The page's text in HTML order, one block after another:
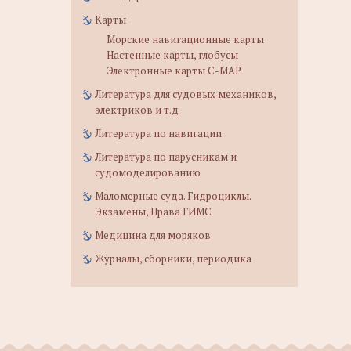
Карты
Морские навигационные карты
Настенные карты, глобусы
Электронные карты C-MAP
Литература для судовых механиков,
электриков и т.д
Литература по навигации
Литература по парусникам и
судомоделированию
Маломерные суда. Гидроциклы.
Экзамены, Права ГИМС
Медицина для моряков
Журналы, сборники, периодика